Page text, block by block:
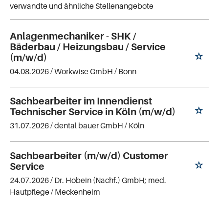
verwandte und ähnliche Stellenangebote
Anlagenmechaniker - SHK /
Bäderbau / Heizungsbau / Service
(m/w/d)
04.08.2026 /Workwise GmbH / Bonn
Sachbearbeiter im Innendienst
Technischer Service in Köln (m/w/d)
31.07.2026 /dental bauer GmbH / Köln
Sachbearbeiter (m/w/d) Customer
Service
24.07.2026 / Dr. Hobein (Nachf.) GmbH; med.
Hautpflege/ Meckenheim